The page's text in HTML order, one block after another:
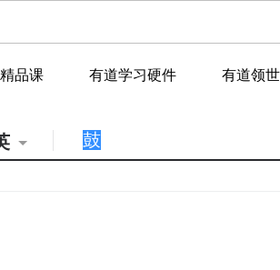
品课 有道学习硬件 有道领世